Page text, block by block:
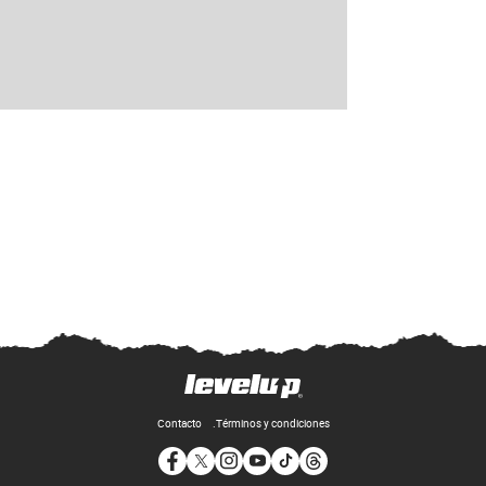
Contacto Términos y condiciones
Opens in new window
Opens in new window
Opens in new window
Opens in new window
Opens in new window
Opens in new window